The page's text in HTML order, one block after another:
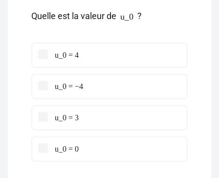
Quelle est la valeur de u_0 ?
u_0 = 4
u_0 = −4
u_0 = 3
u_0 = 0